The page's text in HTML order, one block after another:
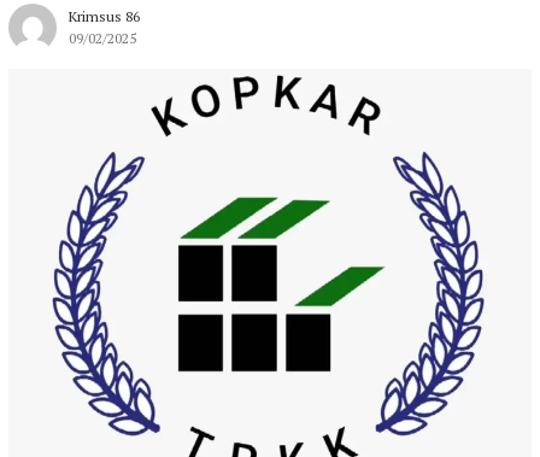
Krimsus 86
09/02/2025